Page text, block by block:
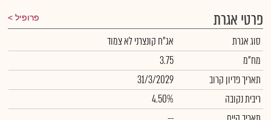
פרטי אגרת פרופיל
סוג אגרת
אג"ח קונצרני לא צמוד
מח"מ
3.75
תאריך פדיון קרוב
31/3/2029
ריבית נקובה
4.50%